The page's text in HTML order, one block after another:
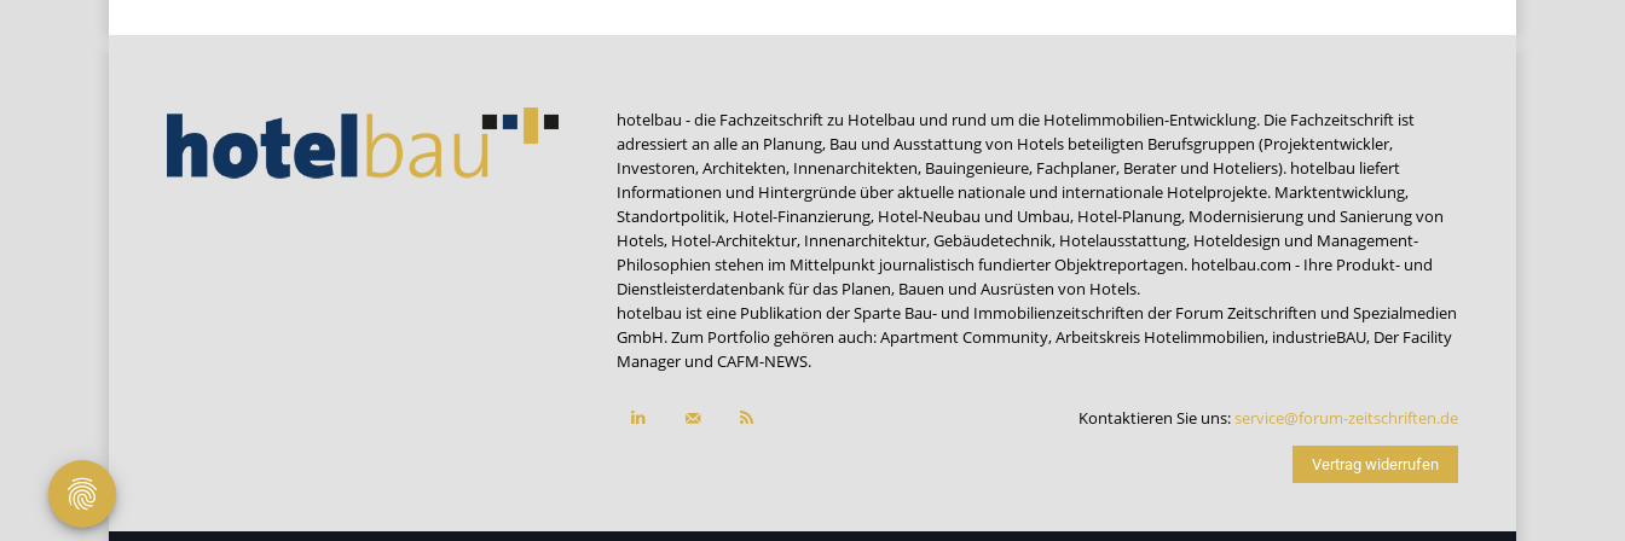
hotelbau - die Fachzeitschrift zu Hotelbau und rund um die Hotelimmobilien-Entwicklung. Die Fachzeitschrift ist
adressiert an alle an Planung, Bau und Ausstattung von Hotels beteiligten Berufsgruppen (Projektentwickler,
Investoren, Architekten, Innenarchitekten, Bauingenieure, Fachplaner, Berater und Hoteliers). hotelbau liefert
Informationen und Hintergründe über aktuelle nationale und internationale Hotelprojekte. Marktentwicklung,
Standortpolitik, Hotel-Finanzierung, Hotel-Neubau und Umbau, Hotel-Planung, Modernisierung und Sanierung von
Hotels, Hotel-Architektur, Innenarchitektur, Gebäudetechnik, Hotelausstattung, Hoteldesign und Management-
Philosophien stehen im Mittelpunkt journalistisch fundierter Objektreportagen. hotelbau.com - Ihre Produkt- und
Dienstleisterdatenbank für das Planen, Bauen und Ausrüsten von Hotels.
hotelbau ist eine Publikation der Sparte Bau- und Immobilienzeitschriften der Forum Zeitschriften und Spezialmedien
GmbH. Zum Portfolio gehören auch:Apartment Community,Arbeitskreis Hotelimmobilien, industrieBAU, Der Facility
Manager und CAFM-NEWS.
Kontaktieren Sie uns:service@forum-zeitschriften.de
Vertrag widerrufen